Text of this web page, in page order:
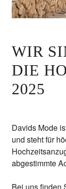
WIR
DIE
2025
Davids Mode
und steht für
abgestimmte